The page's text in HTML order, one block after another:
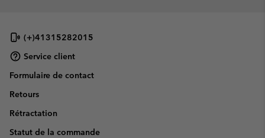
(+)41315282015
Service client
Formulaire de contact
Retours
Rétractation
Statut de la commande